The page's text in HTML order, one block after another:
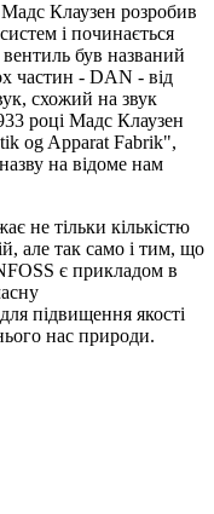
Клаузен розробив
і починається
вентиль був названий
частин - DAN - від
схожий на звук
році Мадс Клаузен
og Apparat Fabrik",
на відоме нам
не тільки кількістю
але так само і тим, що
є прикладом в
підвищення якості
нас природи.